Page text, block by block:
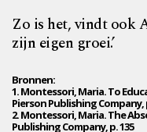
Zo is het, vindt ook
zijn eigen groei.’
Bronnen:
1. Montessori, Maria. To
Pierson Publishing Company,
2. Montessori, Maria. The
Publishing Company, p. 135